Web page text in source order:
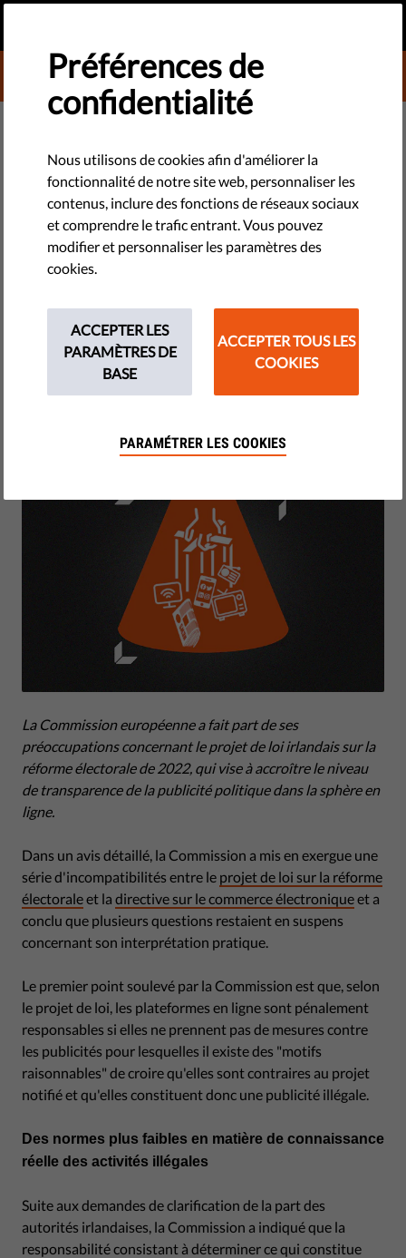
DONATE TO LIBERTIES
TECHNOLOGIES ET DROITS
La Commission européenne fait
part des ses préoccupations
quant au projet de loi irlandais
sur la réforme électorale
La Commission européenne a exprimé ses craintes à l'égard
du projet de loi irlandais sur la réforme électorale, et
souligné un certain nombre de problèmes quant à son
interprétation pratique.
juillet 20, 2022
La Commission européenne a fait part de ses
préoccupations concernant le projet de loi irlandais sur la
réforme électorale de 2022, qui vise à accroître le niveau
de transparence de la publicité politique dans la sphère en
ligne.
Dans un avis détaillé, la Commission a mis en exergue une
série d'incompatibilités entre le projet de loi sur la réforme
électoraleet la directive sur le commerce électroniqueet a
conclu que plusieurs questions restaient en suspens
concernant son interprétation pratique.
Le premier point soulevé par la Commission est que, selon
le projet de loi, les plateformes en ligne sont pénalement
responsables si elles ne prennent pas de mesures contre
les publicités pour lesquelles il existe des "motifs
raisonnables" de croire qu'elles sont contraires au projet
notifié et qu'elles constituent donc une publicité illégale.
Des normes plus faibles en matière de connaissance
réelle des activités illégales
Suite aux demandes de clarification de la part des
autorités irlandaises, la Commission a indiqué que la
responsabilité consistant à déterminer ce qui constitue
Préférences de
confidentialité
Nous utilisons de cookies afin d'améliorer la
fonctionnalité de notre site web, personnaliser les
contenus, inclure des fonctions de réseaux sociaux
et comprendre le trafic entrant. Vous pouvez
modifier et personnaliser les paramètres des
cookies.
ACCEPTER LES
PARAMÈTRES DE
BASE
ACCEPTER TOUS LES
COOKIES
PARAMÉTRER LES COOKIES